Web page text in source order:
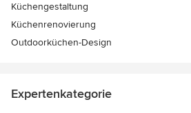
Küchengestaltung
Küchenrenovierung
Outdoorküchen-Design
Expertenkategorie